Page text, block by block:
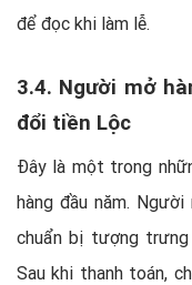
để đọc khi làm lễ.
3.4. Người mở
đổi tiền Lộc
Đây là một trong
hàng đầu năm.
chuẩn bị tượng
Sau khi thanh toán,